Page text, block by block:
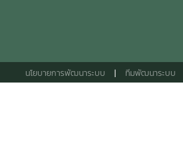
นโยบายการพัฒนาระบบ | ทีมพัฒนาระบบ